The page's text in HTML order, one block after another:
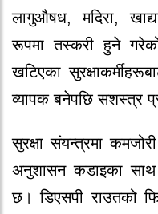
लागुऔषध, मदिरा,
रूपमा तस्करी हुने
खटिएका
व्यापक बनेपछि सशस्त्र
सुरक्षा संयन्त्रमा
अनुशासन कडाइका साथ
छ। डिएसपी राउतको